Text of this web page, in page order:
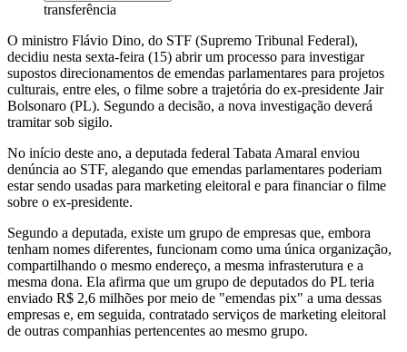
transferência
O ministro Flávio Dino, do STF (Supremo Tribunal Federal),
decidiu nesta sexta-feira (15) abrir um processo para investigar
supostos direcionamentos de emendas parlamentares para projetos
culturais, entre eles, o filme sobre a trajetória do ex-presidente Jair
Bolsonaro (PL). Segundo a decisão, a nova investigação deverá
tramitar sob sigilo.
No início deste ano, a deputada federal Tabata Amaral enviou
denúncia ao STF, alegando que emendas parlamentares poderiam
estar sendo usadas para marketing eleitoral e para financiar o filme
sobre o ex-presidente.
Segundo a deputada, existe um grupo de empresas que, embora
tenham nomes diferentes, funcionam como uma única organização,
compartilhando o mesmo endereço, a mesma infrasterutura e a
mesma dona. Ela afirma que um grupo de deputados do PL teria
enviado R$ 2,6 milhões por meio de "emendas pix" a uma dessas
empresas e, em seguida, contratado serviços de marketing eleitoral
de outras companhias pertencentes ao mesmo grupo.